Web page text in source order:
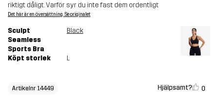
riktigt dåligt. Varför syr du inte fast dem ordentligt
Det här är en översättning. Se originalet
Sculpt
Seamless
Sports Bra
Black
Köpt storlek L
Artikelnr 14449 Hjälpsamt? 0